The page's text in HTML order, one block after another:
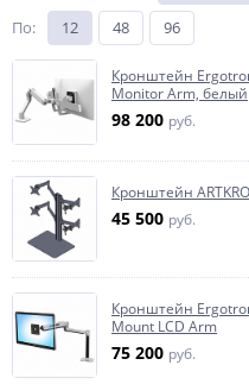
По: 12 48 96
Кронштейн
Monitor Arm, белый
98 200 руб.
Кронштейн
45 500 руб.
Кронштейн
Mount LCD Arm
75 200 руб.